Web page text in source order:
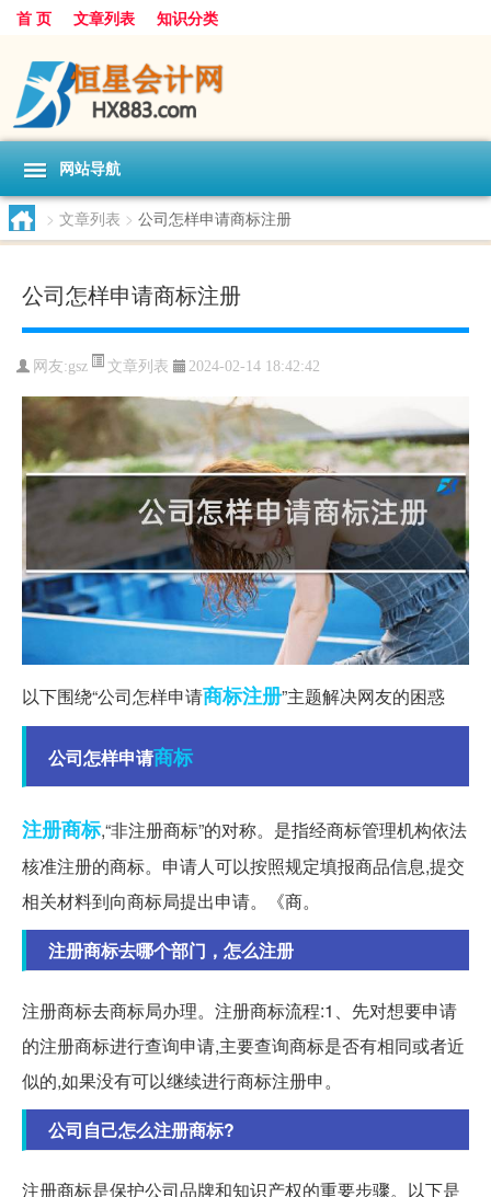
首 页 文章列表 知识分类
网站导航
> 文章列表 > 公司怎样申请商标注册
公司怎样申请商标注册
网友:gsz 文章列表 2024-02-14 18:42:42
以下围绕“公司怎样申请商标注册”主题解决网友的困惑
公司怎样申请商标
注册商标,“非注册商标”的对称。是指经商标管理机构依法
核准注册的商标。申请人可以按照规定填报商品信息,提交
相关材料到向商标局提出申请。《商。
注册商标去哪个部门，怎么注册
注册商标去商标局办理。注册商标流程:1、先对想要申请
的注册商标进行查询申请,主要查询商标是否有相同或者近
似的,如果没有可以继续进行商标注册申。
公司自己怎么注册商标?
注册商标是保护公司品牌和知识产权的重要步骤。以下是